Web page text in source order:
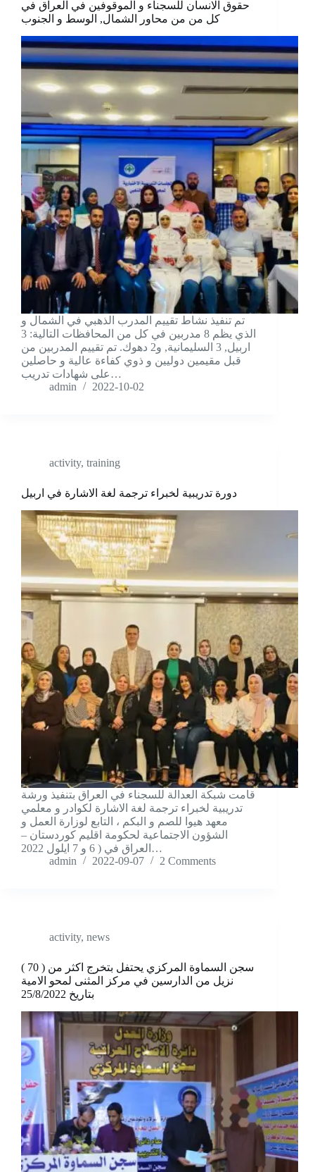
حقوق الانسان للسجناء و الموقوفين في العراق في
كل من من محاور الشمال, الوسط و الجنوب
تم تنفيذ نشاط تقييم المدرب الذهبي في الشمال و
الذي يظم 8 مدربين في كل من المحافظات التالية: 3
اربيل, 3 السليمانية, و2 دهوك. تم تقييم المدربين من
قبل مقيمين دوليين و ذوي كفاءة عالية و حاصلين
على شهادات تدريب…
admin
2022-10-02
activity, training
دورة تدريبية لخبراء ترجمة لغة الاشارة في اربيل
قامت شبكة العدالة للسجناء في العراق بتنفيذ ورشة
تدريبية لخبراء ترجمة لغة الاشارة لكوادر و معلمي
معهد هيوا للصم و البكم ، التابع لوزارة العمل و
الشؤون الاجتماعية لحكومة اقليم كوردستان –
العراق في ( 6 و 7 ايلول 2022…
admin
2022-09-07 2 Comments
activity, news
سجن السماوة المركزي يحتفل بتخرج اكثر من ( 70 )
نزيل من الدارسين في مركز المثنى لمحو الامية
بتاريخ 25/8/2022